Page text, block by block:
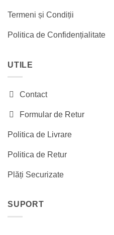
Termeni și Condiții
Politica de Confidențialitate
UTILE
Contact
Formular de Retur
Politica de Livrare
Politica de Retur
Plăți Securizate
SUPORT